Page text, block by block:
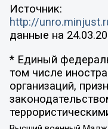
Источник:
http://
данные на
* Единый
том числе
организаций,